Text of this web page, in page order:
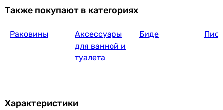
6 474грн
Также покупают в категориях
Раковины
Аксессуары
для ванной и
туалета
Биде
Характеристики